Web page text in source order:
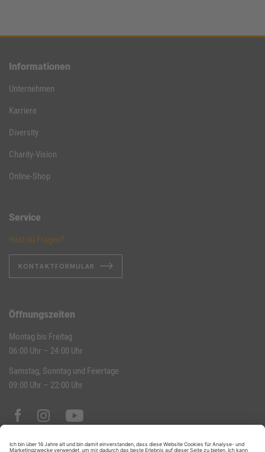
Informationen
Unternehmen
Karriere
Diversity
Charity-Vision
Online-Shop
Service
Hast du Fragen?
KONTAKTFORMULAR
Öffnungszeiten
Montag bis Freitag
06:00 Uhr – 24:00 Uhr
Samstag, Sonntag und Feiertage
09:00 Uhr – 22:00 Uhr